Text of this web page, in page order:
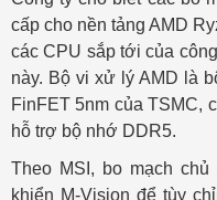
cấp cho nền tảng AMD
các CPU sắp tới của
này. Bộ vi xử lý AMD là
FinFET 5nm của TSMC,
hỗ trợ bộ nhớ DDR5.
Theo MSI, bo mạch
khiển M-Vision để tùy